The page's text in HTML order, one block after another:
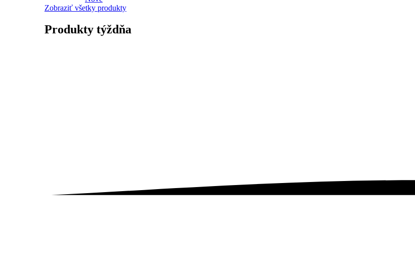
Zobraziť všetky produkty
Produkty týždňa